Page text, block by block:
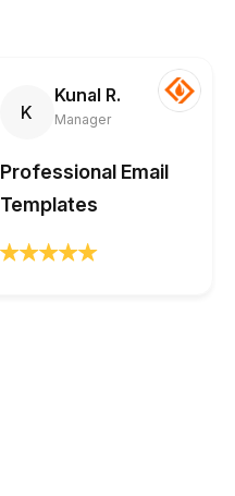
K
Kunal R.
Manager
Professional Email
Templates